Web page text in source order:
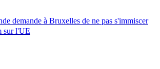
demande à Bruxelles de ne pas s'immiscer
sur l'UE